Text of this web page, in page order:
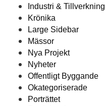
Industri & Tillverkning
Krönika
Large Sidebar
Mässor
Nya Projekt
Nyheter
Offentligt Byggande
Okategoriserade
Porträttet